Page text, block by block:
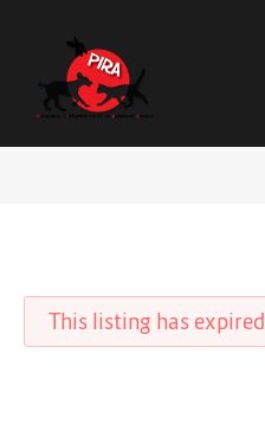
This listing has expired